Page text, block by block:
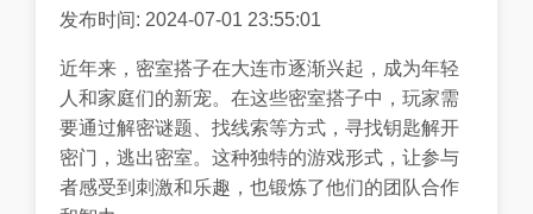
发布时间: 2024-07-01 23:55:01
近年来，密室搭子在大连市逐渐兴起，成为年轻
人和家庭们的新宠。在这些密室搭子中，玩家需
要通过解密谜题、找线索等方式，寻找钥匙解开
密门，逃出密室。这种独特的游戏形式，让参与
者感受到刺激和乐趣，也锻炼了他们的团队合作